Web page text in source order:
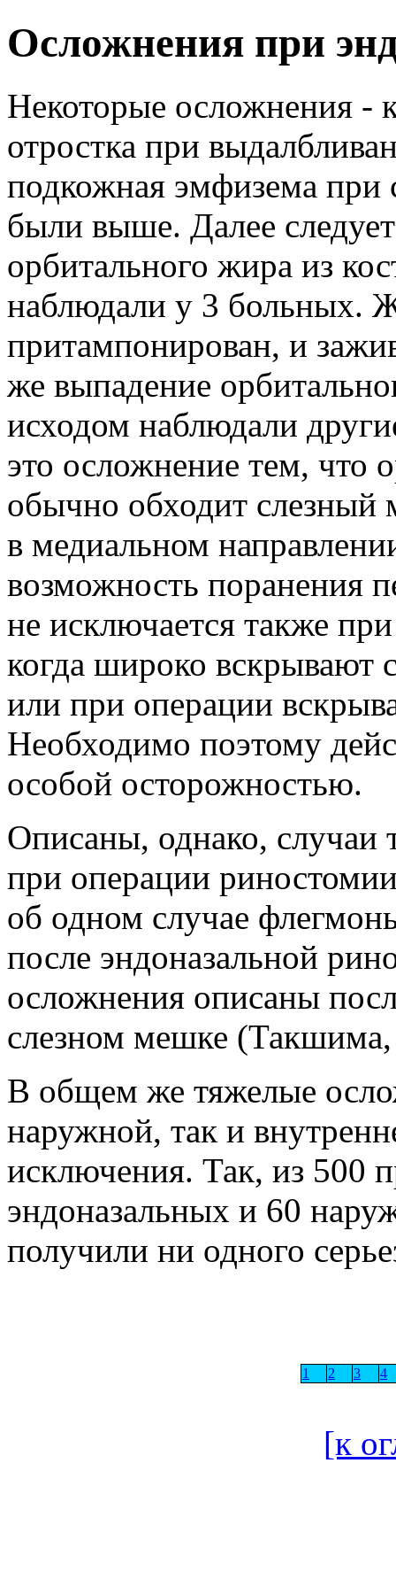
Осложнения при
Некоторые осложнения -
отростка при
подкожная эмфизема
были выше. Далее
орбитального жира из
наблюдали у 3 больных.
притампонирован, и
же выпадение
исходом наблюдали
это осложнение тем, что
обычно обходит слезный
в медиальном
возможность поранения
не исключается также
когда широко вскрывают
или при операции
Необходимо поэтому
особой осторожностью.
Описаны, однако, случаи
при операции
об одном случае
после эндоназальной
осложнения описаны
слезном мешке
В общем же тяжелые
наружной, так и
исключения. Так, из 500
эндоназальных и 60
получили ни одного
1 2 3 4
[к